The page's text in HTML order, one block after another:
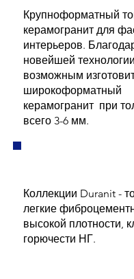
Крупноформатный
керамогранит для
интерьеров.
новейшей
возможным
широкоформатный
керамогранит при
всего 3-6 мм.
Коллекции Duranit -
легкие
высокой плотности,
горючести НГ.